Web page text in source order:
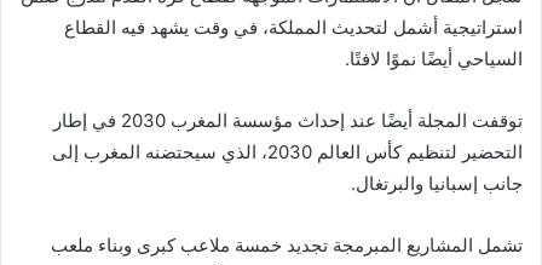
استراتيجية أشمل لتحديث المملكة، في وقت يشهد فيه القطاع
السياحي أيضًا نموًا لافتًا.
توقفت المجلة أيضًا عند إحداث مؤسسة المغرب 2030 في إطار
التحضير لتنظيم كأس العالم 2030، الذي سيحتضنه المغرب إلى
جانب إسبانيا والبرتغال.
تشمل المشاريع المبرمجة تجديد خمسة ملاعب كبرى وبناء ملعب